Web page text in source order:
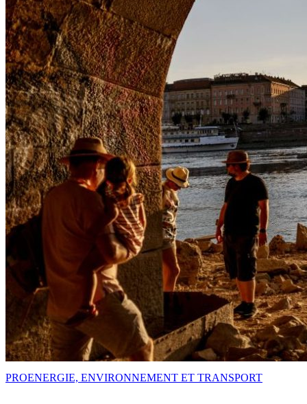
PROENERGIE, ENVIRONNEMENT ET TRANSPORT